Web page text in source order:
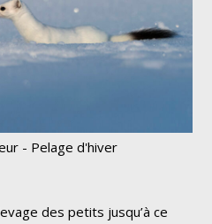
- Pelage d'hiver
des petits jusqu’à ce